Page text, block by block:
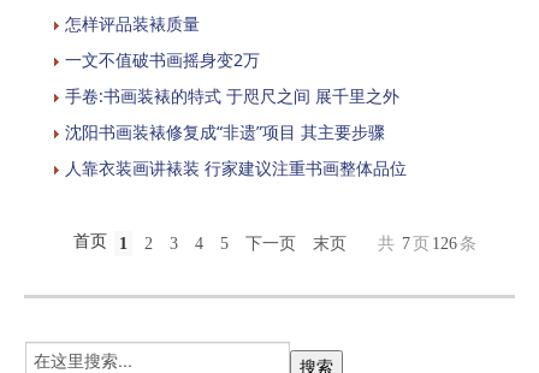
怎样评品装裱质量
一文不值破书画摇身变2万
手卷:书画装裱的特式 于咫尺之间 展千里之外
沈阳书画装裱修复成“非遗”项目 其主要步骤
人靠衣装画讲裱装 行家建议注重书画整体品位
首页 1 2 3 4 5 下一页 末页 共 7 页 126 条